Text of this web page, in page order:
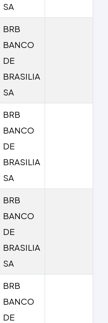
SA
BRB
BANCO
DE
BRASILIA
SA
BRB
BANCO
DE
BRASILIA
SA
BRB
BANCO
DE
BRASILIA
SA
BRB
BANCO
DE